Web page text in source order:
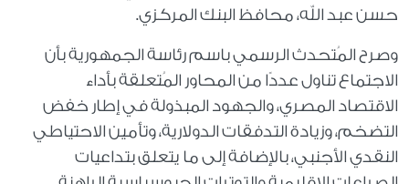
حسن عبد الله، محافظ البنك المركزي.
وصرح المُتحدث الرسمي باسم رئاسة الجمهورية بأن
الاجتماع تناول عددًا من المحاور المُتعلقة بأداء
الاقتصاد المصري، والجهود المبذولة في إطار خفض
التضخم، وزيادة التدفقات الدولارية، وتأمين الاحتياطي
النقدي الأجنبي، بالإضافة إلى ما يتعلق بتداعيات